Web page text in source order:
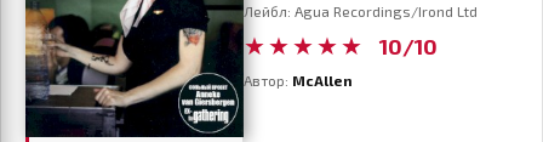
Лейбл: Agua Recordings/Irond Ltd
★★★★★ 10/10
Автор: McAllen